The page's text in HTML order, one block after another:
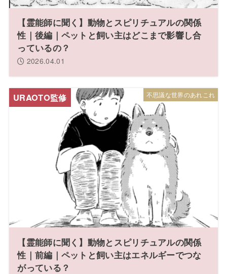
【霊能師に聞く】動物とスピリチュアルの関係
性｜後編｜ペットと飼い主はどこまで影響し合
っているの？
2026.04.01
不思議な世界のあれこれ
【霊能師に聞く】動物とスピリチュアルの関係
性｜前編｜ペットと飼い主はエネルギーでつな
がっている？